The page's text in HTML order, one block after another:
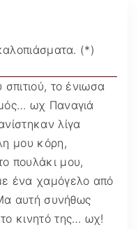
(*)
το ένιωσα
ωχ Παναγιά
λίγα
μου κόρη,
πουλάκι μου,
ένα χαμόγελο από
αυτή συνήθως
κινητό της… ωχ!